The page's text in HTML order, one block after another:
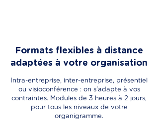
Formats flexibles à distance
adaptées à votre organisation
Intra-entreprise, inter-entreprise, présentiel
ou visioconférence : on s'adapte à vos
contraintes. Modules de 3 heures à 2 jours,
pour tous les niveaux de votre
organigramme.